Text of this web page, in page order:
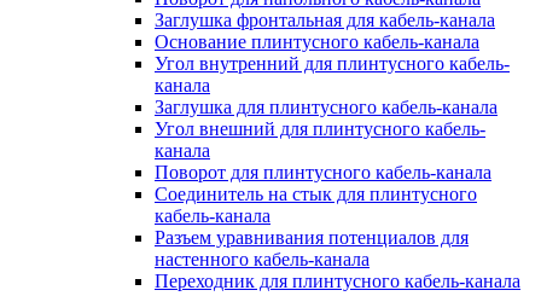
Заглушка фронтальная для кабель-канала
Основание плинтусного кабель-канала
Угол внутренний для плинтусного кабель-
канала
Заглушка для плинтусного кабель-канала
Угол внешний для плинтусного кабель-
канала
Поворот для плинтусного кабель-канала
Соединитель на стык для плинтусного
кабель-канала
Разъем уравнивания потенциалов для
настенного кабель-канала
Переходник для плинтусного кабель-канала